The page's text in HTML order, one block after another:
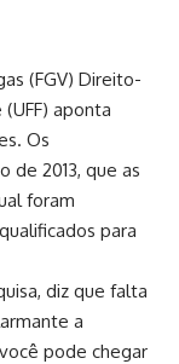
(FGV) Direito-
aponta
Os
de 2013, que as
foram
para
diz que falta
a
pode chegar